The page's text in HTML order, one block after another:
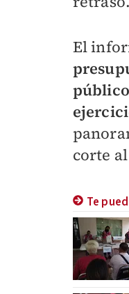
El
corte
Te